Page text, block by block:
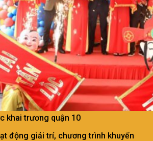
khai trương quận 10
động giải trí, chương trình khuyến